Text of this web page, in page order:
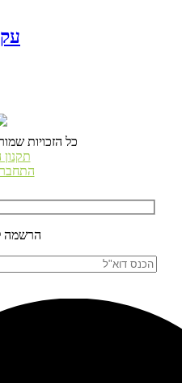
© כל הזכויות
הרשמה